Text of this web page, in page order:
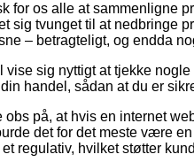
for os alle at sammenligne
sig tvunget til at nedbringe
– betragteligt, og endda
vise sig nyttigt at tjekke
handel, sådan at du er
på, at hvis en internet
det for det meste være
regulativ, hvilket støtter